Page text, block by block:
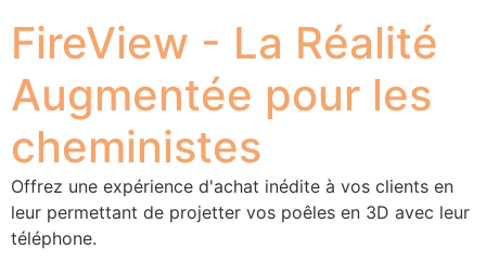
FireView - La Réalité
Augmentée pour les
cheministes
Offrez une expérience d'achat inédite à vos clients en
leur permettant de projetter vos poêles en 3D avec leur
téléphone.